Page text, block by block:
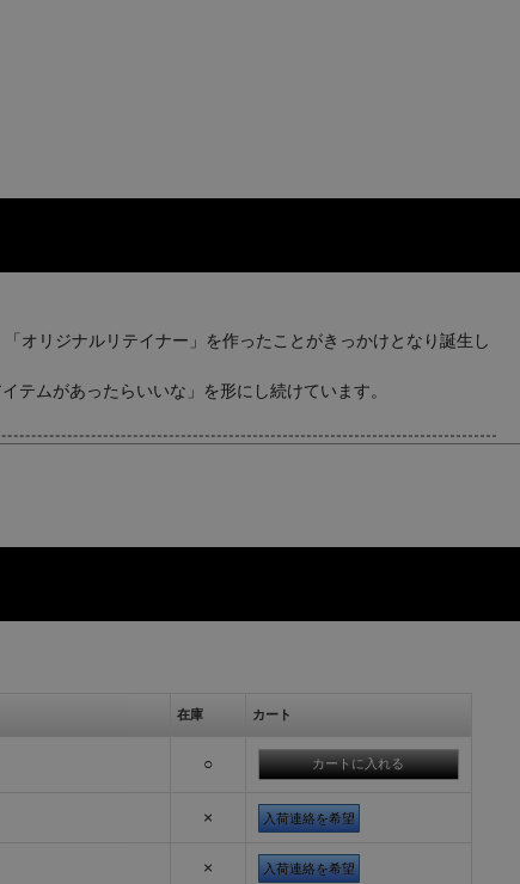
オリジナルリテイナー」を作ったことがきっかけとなり誕生し
テムがあったらいいな」を形にし続けています。
在庫 カート
○
× 入荷連絡を希望
× 入荷連絡を希望